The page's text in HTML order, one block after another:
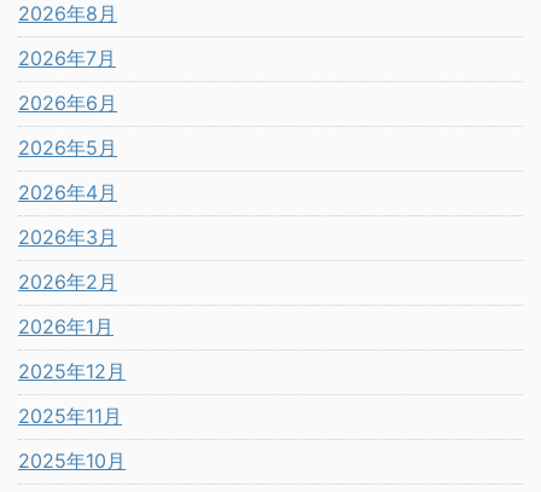
2026年8月
2026年7月
2026年6月
2026年5月
2026年4月
2026年3月
2026年2月
2026年1月
2025年12月
2025年11月
2025年10月